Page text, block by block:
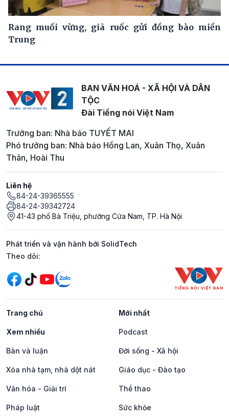
Rang muối vừng, giã ruốc gửi đồng bào miền
Trung
BAN VĂN HOÁ - XÃ HỘI VÀ DÂN
TỘC
Đài Tiếng nói Việt Nam
Trưởng ban: Nhà báo TUYẾT MAI
Phó trưởng ban: Nhà báo Hồng Lan, Xuân Thọ, Xuân
Thân, Hoài Thu
Liên hệ
84-24-39365555
84-24-39342724
41-43 phố Bà Triệu, phường Cửa Nam, TP. Hà Nội
Phát triển và vận hành bởi SolidTech
Mạng xã hội
Theo dõi:
Trang chủ Mới nhất
Xem nhiều Podcast
Bàn và luận Đời sống - Xã hội
Xóa nhà tạm, nhà dột nát Giáo dục - Đào tạo
Văn hóa - Giải trí Thể thao
Pháp luật Sức khỏe